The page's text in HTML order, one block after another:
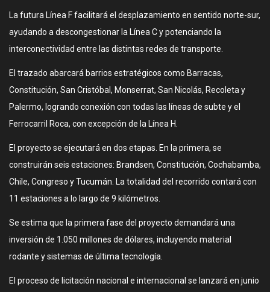
La futura Línea F facilitará el desplazamiento en sentido norte-sur,
ayudando a descongestionar la Línea C y potenciando la
interconectividad entre las distintas redes de transporte.
El trazado abarcará barrios estratégicos como Barracas,
Constitución, San Cristóbal, Monserrat, San Nicolás, Recoleta y
Palermo, logrando conexión con todas las líneas de subte y el
Ferrocarril Roca, con excepción de la Línea H.
El proyecto se ejecutará en dos etapas. En la primera, se
construirán seis estaciones: Brandsen, Constitución, Cochabamba,
Chile, Congreso y Tucumán. La totalidad del recorrido contará con
11 estaciones a lo largo de 9 kilómetros.
Se estima que la primera fase del proyecto demandará una
inversión de 1.050 millones de dólares, incluyendo material
rodante y sistemas de última tecnología.
El proceso de licitación nacional e internacional se lanzará en junio